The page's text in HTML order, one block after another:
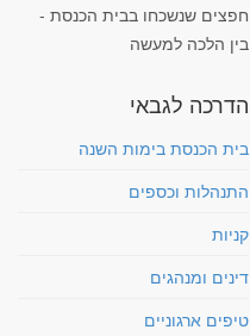
חפצים שנשכחו בבית הכנסת -
בין הלכה למעשה
הדרכה לגבאי
בית הכנסת בימות השנה
התנהלות וכספים
קניות
דינים ומנהגים
טיפים ארגוניים